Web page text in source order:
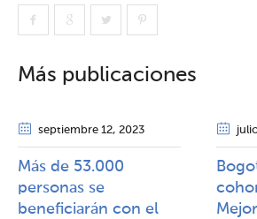
Más publicaciones
septiembre 12, 2023
Más de 53.000
personas se
beneficiarán con el